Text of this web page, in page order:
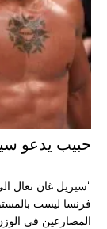
حبيب يدعو
“سيريل غان تعال
فرنسا ليست
المصارعين في